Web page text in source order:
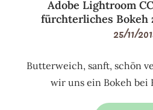
Adobe Lightroom
fürchterliches Bokeh
25/11/
Butterweich, sanft, schön
wir uns ein Bokeh bei